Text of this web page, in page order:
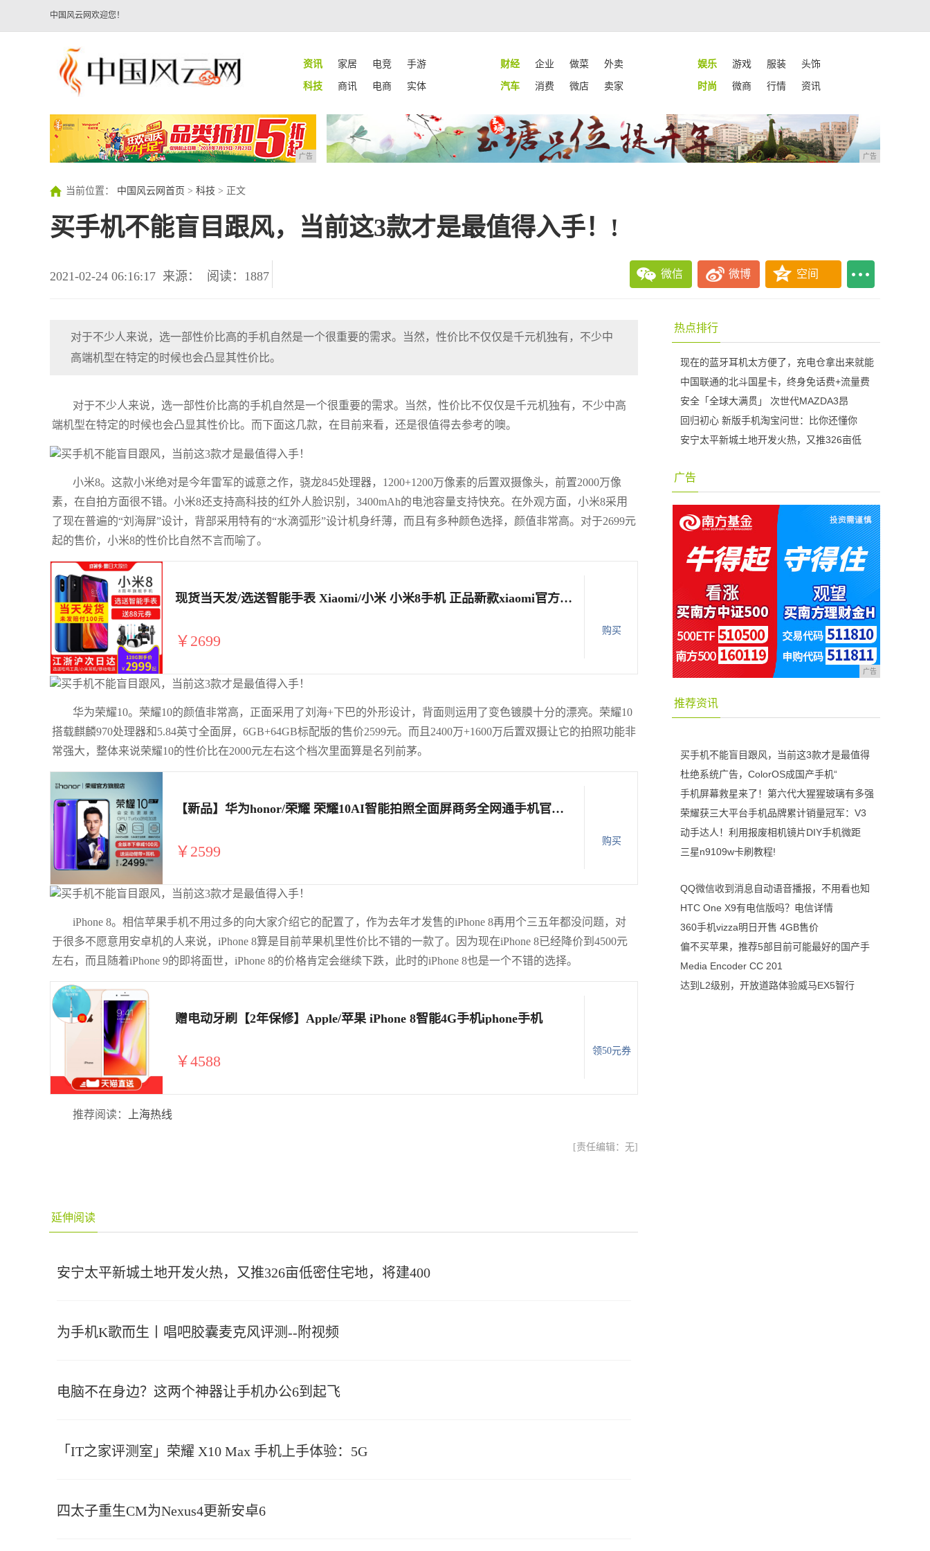
中国风云网欢迎您！
资讯 家居 电竞 手游 财经 企业 做菜 外卖 娱乐 游戏 服装
头饰
科技
商讯 电商 实体 汽车 消费 微店 卖家 时尚 微商 行情 资讯
广告 广告
当前位置： 中国风云网首页 > 科技 > 正文
买手机不能盲目跟风，当前这3款才是最值得入手！!
2021-02-24 06:16:17 来源： 阅读：1887 微信 微博 空间
对于不少人来说，选一部性价比高的手机自然是一个很重要的需求。当然，性价比不仅仅是千元机独有，不少中
高端机型在特定的时候也会凸显其性价比。
对于不少人来说，选一部性价比高的手机自然是一个很重要的需求。当然，性价比不仅仅是千元机独有，不少中高
端机型在特定的时候也会凸显其性价比。而下面这几款，在目前来看，还是很值得去参考的噢。
小米8。这款小米绝对是今年雷军的诚意之作，骁龙845处理器，1200+1200万像素的后置双摄像头，前置2000万像
素，在自拍方面很不错。小米8还支持高科技的红外人脸识别，3400mAh的电池容量支持快充。在外观方面，小米8采用
了现在普遍的“刘海屏”设计，背部采用特有的“水滴弧形”设计机身纤薄，而且有多种颜色选择，颜值非常高。对于2699元
起的售价，小米8的性价比自然不言而喻了。
现货当天发/选送智能手表 Xiaomi/小米 小米8手机 正品新款xiaomi官方旗舰店8se全新7透明探索版8plus骁龙845
￥2699
购买
华为荣耀10。荣耀10的颜值非常高，正面采用了刘海+下巴的外形设计，背面则运用了变色镀膜十分的漂亮。荣耀10
搭载麒麟970处理器和5.84英寸全面屏，6GB+64GB标配版的售价2599元。而且2400万+1600万后置双摄让它的拍照功能非
常强大，整体来说荣耀10的性价比在2000元左右这个档次里面算是名列前茅。
【新品】华为honor/荣耀 荣耀10AI智能拍照全面屏商务全网通手机官方旗舰店荣耀10GT
￥2599
购买
iPhone 8。相信苹果手机不用过多的向大家介绍它的配置了，作为去年才发售的iPhone 8再用个三五年都没问题，对
于很多不愿意用安卓机的人来说，iPhone 8算是目前苹果机里性价比不错的一款了。因为现在iPhone 8已经降价到4500元
左右，而且随着iPhone 9的即将面世，iPhone 8的价格肯定会继续下跌，此时的iPhone 8也是一个不错的选择。
赠电动牙刷【2年保修】Apple/苹果 iPhone 8智能4G手机iphone手机
￥4588
领50元券
推荐阅读： 上海热线
[责任编辑：无]
延伸阅读
安宁太平新城土地开发火热，又推326亩低密住宅地，将建400
为手机K歌而生丨唱吧胶囊麦克风评测--附视频
电脑不在身边？这两个神器让手机办公6到起飞
「IT之家评测室」荣耀 X10 Max 手机上手体验：5G
四太子重生CM为Nexus4更新安卓6
热点排行
现在的蓝牙耳机太方便了，充电仓拿出来就能
中国联通的北斗国星卡，终身免话费+流量费
安全「全球大满贯」 次世代MAZDA3昂
回归初心 新版手机淘宝问世：比你还懂你
安宁太平新城土地开发火热，又推326亩低
广告
广告
推荐资讯
买手机不能盲目跟风，当前这3款才是最值得
杜绝系统广告，ColorOS成国产手机“
手机屏幕救星来了！第六代大猩猩玻璃有多强
荣耀获三大平台手机品牌累计销量冠军：V3
动手达人！利用报废相机镜片DIY手机微距
三星n9109w卡刷教程!
QQ微信收到消息自动语音播报，不用看也知
HTC One X9有电信版吗？电信详情
360手机vizza明日开售 4GB售价
偏不买苹果，推荐5部目前可能最好的国产手
Media Encoder CC 201
达到L2级别，开放道路体验威马EX5智行